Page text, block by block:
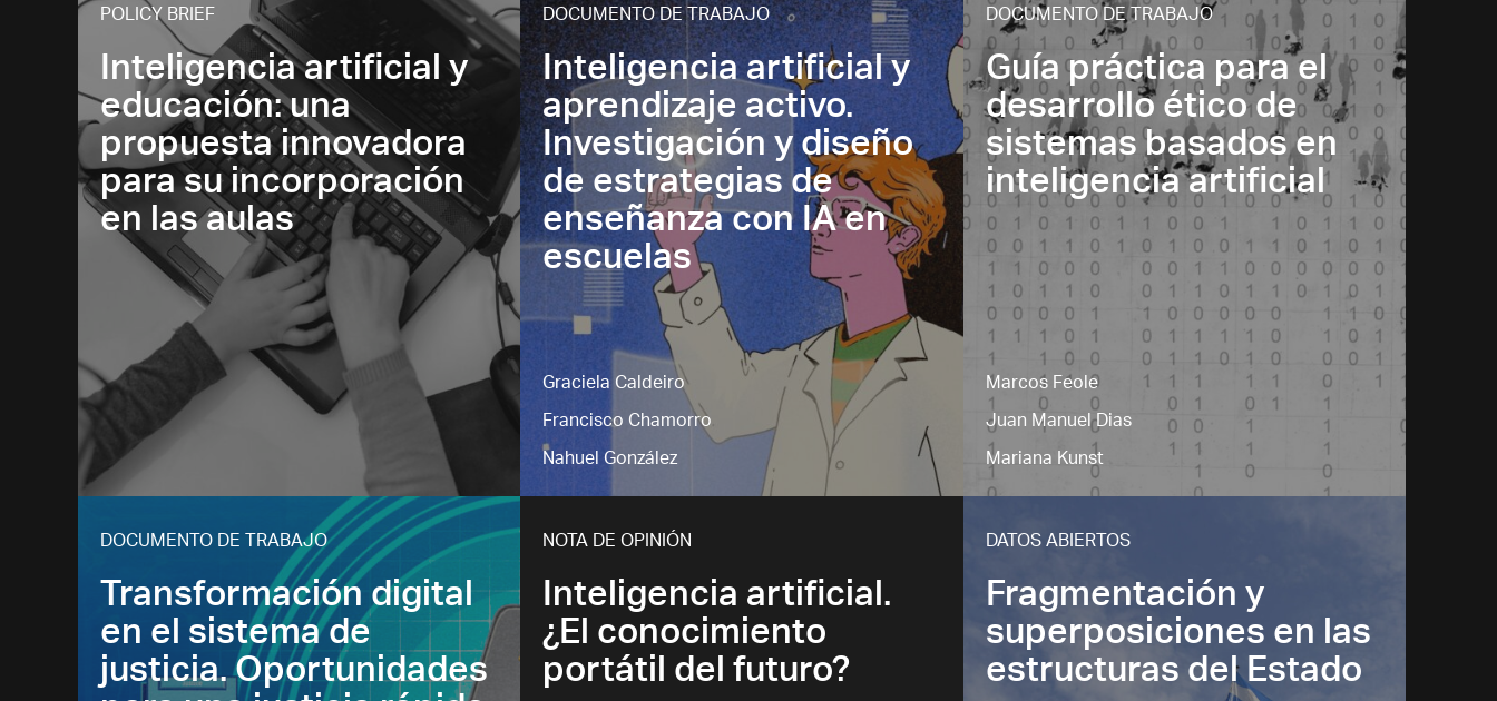
POLICY BRIEF
Inteligencia artificial y
educación: una
propuesta innovadora
para su incorporación
en las aulas
DOCUMENTO DE TRABAJO
Inteligencia artificial y
aprendizaje activo.
Investigación y diseño
de estrategias de
enseñanza con IA en
escuelas
Graciela Caldeiro
Francisco Chamorro
Nahuel González
DOCUMENTO DE TRABAJO
Guía práctica para el
desarrollo ético de
sistemas basados en
inteligencia artificial
Marcos Feole
Juan Manuel Dias
Mariana Kunst
DOCUMENTO DE TRABAJO
Transformación digital
en el sistema de
justicia. Oportunidades
NOTA DE OPINIÓN
Inteligencia artificial.
¿El conocimiento
portátil del futuro?
DATOS ABIERTOS
Fragmentación y
superposiciones en las
estructuras del Estado